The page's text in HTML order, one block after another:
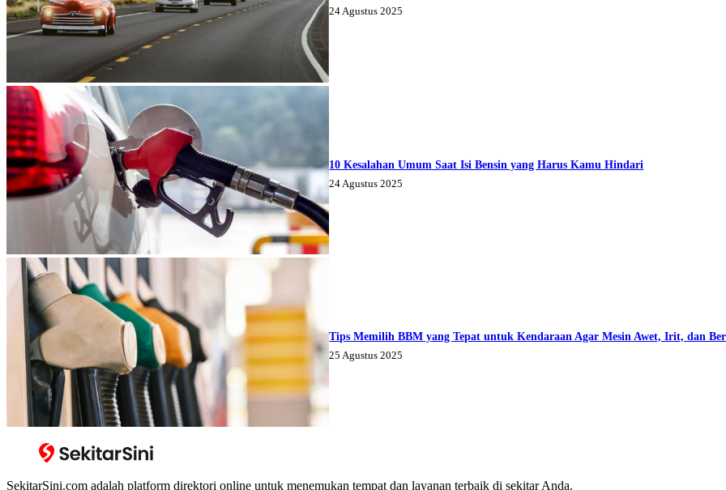
24 Agustus 2025
10 Kesalahan Umum Saat Isi Bensin yang Harus Kamu Hindari
24 Agustus 2025
Tips Memilih BBM yang Tepat untuk Kendaraan Agar Mesin Awet, Irit, dan
25 Agustus 2025
SekitarSini.com adalah platform direktori online untuk menemukan tempat dan layanan terbaik di sekitar Anda.